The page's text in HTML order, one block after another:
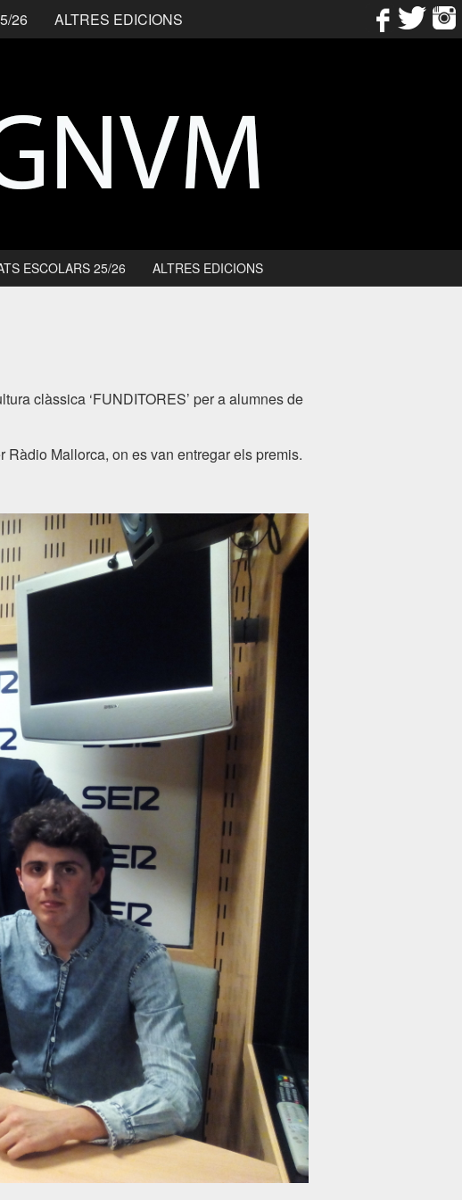
26 ALTRES EDICIONS
ESCOLARS 25/26 ALTRES EDICIONS
clàssica ‘FUNDITORES’ per a alumnes de
Mallorca, on es van entregar els premis.